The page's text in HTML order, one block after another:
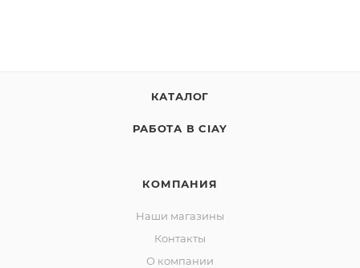
КАТАЛОГ
РАБОТА В CIAY
КОМПАНИЯ
Наши магазины
Контакты
О компании